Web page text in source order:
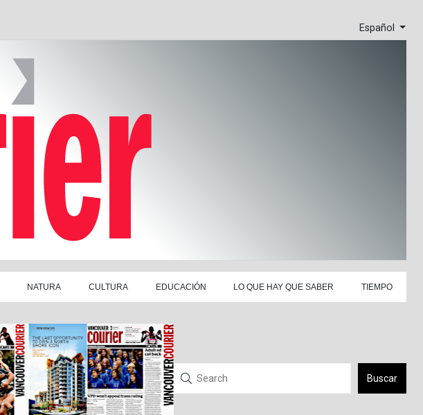
Español
NATURA CULTURA EDUCACIÓN LO QUE HAY QUE SABER TIEMPO
Buscar